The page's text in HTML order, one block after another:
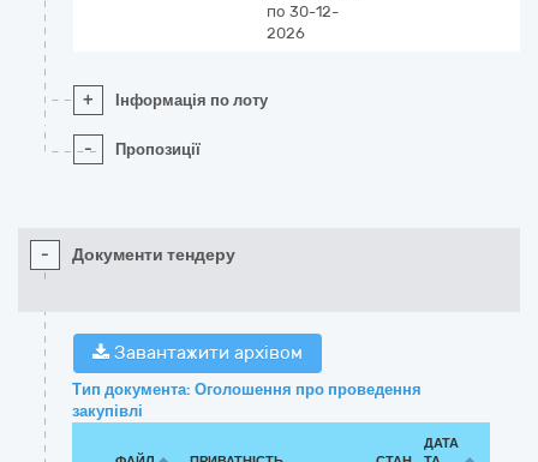
по 30-12-
2026
+ Інформація по лоту
- Пропозиції
- Документи тендеру
Завантажити архівом
Тип документа: Оголошення про проведення
закупівлі
ДАТА